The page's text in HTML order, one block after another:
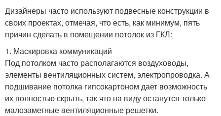
Дизайнеры часто используют подвесные конструкции в
своих проектах, отмечая, что есть, как минимум, пять
причин сделать в помещении потолок из ГКЛ:
1. Маскировка коммуникаций
Под потолком часто располагаются воздуховоды,
элементы вентиляционных систем, электропроводка. А
подшивание потолка гипсокартоном дает возможность
их полностью скрыть, так что на виду останутся только
малозаметные вентиляционные решетки.